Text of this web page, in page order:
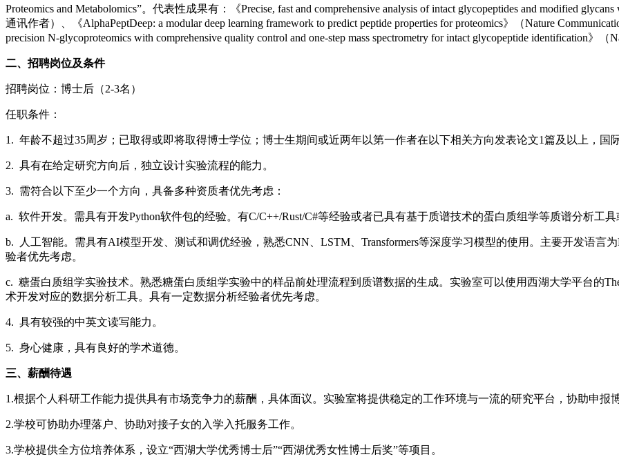
Proteomics and Metabolomics”。代表性成果有：《Precise, fast and comprehensive analysis of intact glycopeptides and modified
通讯作者）、《AlphaPeptDeep: a modular deep learning framework to predict peptide properties for proteomics》（Nature
precision N-glycoproteomics with comprehensive quality control and one-step mass spectrometry for intact glycopeptide identification》
二、招聘岗位及条件
招聘岗位：博士后（2-3名）
任职条件：
1. 年龄不超过35周岁；已取得或即将取得博士学位；博士生期间或近两年以第一作者在以下相关方向发表论文1篇及以上，国
2. 具有在给定研究方向后，独立设计实验流程的能力。
3. 需符合以下至少一个方向，具备多种资质者优先考虑：
a. 软件开发。需具有开发Python软件包的经验。有C/C++/Rust/C#等经验或者已具有基于质谱技术的蛋白质组学等质谱分析工
b. 人工智能。需具有AI模型开发、测试和调优经验，熟悉CNN、LSTM、Transformers等深度学习模型的使用。主要开发语言
验者优先考虑。
c. 糖蛋白质组学实验技术。熟悉糖蛋白质组学实验中的样品前处理流程到质谱数据的生成。实验室可以使用西湖大学平台的
术开发对应的数据分析工具。具有一定数据分析经验者优先考虑。
4. 具有较强的中英文读写能力。
5. 身心健康，具有良好的学术道德。
三、薪酬待遇
1.根据个人科研工作能力提供具有市场竞争力的薪酬，具体面议。实验室将提供稳定的工作环境与一流的研究平台，协助申报
2.学校可协助办理落户、协助对接子女的入学入托服务工作。
3.学校提供全方位培养体系，设立“西湖大学优秀博士后”“西湖优秀女性博士后奖”等项目。